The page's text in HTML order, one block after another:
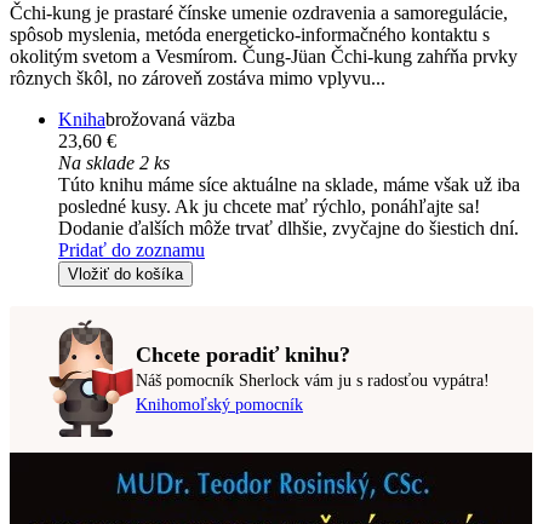
Čchi-kung je prastaré čínske umenie ozdravenia a samoregulácie,
spôsob myslenia, metóda energeticko-informačného kontaktu s
okolitým svetom a Vesmírom. Čung-Jüan Čchi-kung zahŕňa prvky
rôznych škôl, no zároveň zostáva mimo vplyvu...
Knihabrožovaná väzba
23,60 €
Na sklade 2 ks
Túto knihu máme síce aktuálne na sklade, máme však už iba
posledné kusy. Ak ju chcete mať rýchlo, ponáhľajte sa!
Dodanie ďalších môže trvať dlhšie, zvyčajne do šiestich dní.
Pridať do zoznamu
Vložiť do košíka
Chcete poradiť knihu?
Náš pomocník Sherlock vám ju s radosťou vypátra!
Knihomoľský pomocník